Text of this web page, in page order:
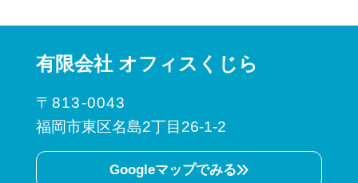
有限会社 オフィスくじら
〒813-0043
福岡市東区名島2丁目26-1-2
Googleマップでみる